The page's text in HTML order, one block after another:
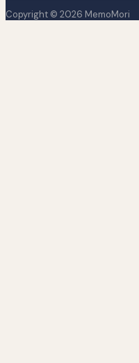
Copyright © 2026 MemoMori